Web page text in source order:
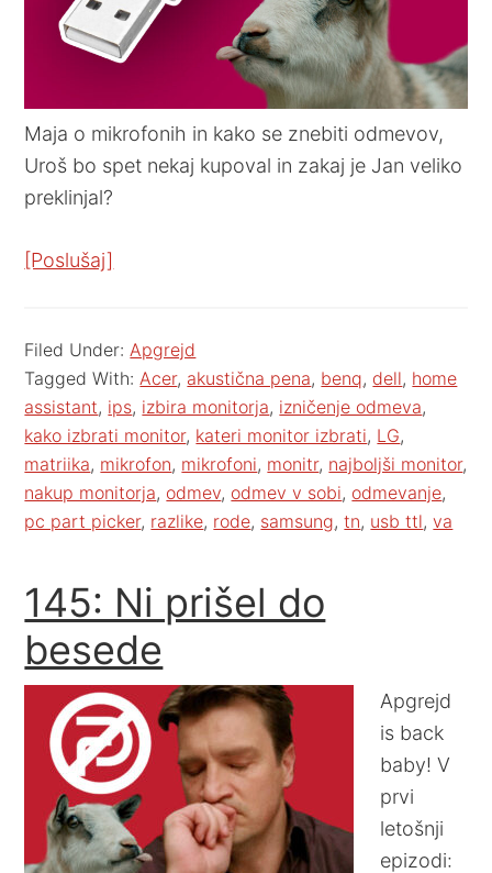
Maja o mikrofonih in kako se znebiti odmevov,
Uroš bo spet nekaj kupoval in zakaj je Jan veliko
preklinjal?
[Poslušaj]
Filed Under: Apgrejd
Tagged With: Acer, akustična pena, benq, dell, home
assistant, ips, izbira monitorja, izničenje odmeva,
kako izbrati monitor, kateri monitor izbrati, LG,
matriika, mikrofon, mikrofoni, monitr, najboljši monitor,
nakup monitorja, odmev, odmev v sobi, odmevanje,
pc part picker, razlike, rode, samsung,tn, usb ttl,va
145: Ni prišel do
besede
Apgrejd
is back
baby! V
prvi
letošnji
epizodi: